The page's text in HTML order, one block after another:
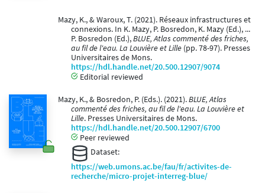
Mazy, K., & Waroux, T. (2021). Réseaux infrastructures et
connexions. In K. Mazy, P. Bosredon, K. Mazy (Ed.), ...
P. Bosredon (Ed.),BLUE, Atlas commenté des friches,
au fil de l'eau. La Louvière et Lille (pp. 78-97). Presses
Universitaires de Mons.
https://hdl.handle.net/20.500.12907/9074
Editorial reviewed
Mazy, K., & Bosredon, P. (Eds.). (2021).BLUE, Atlas
commenté des friches, au fil de l'eau. La Louvière et
Lille. Presses Universitaires de Mons.
https://hdl.handle.net/20.500.12907/6700
Peer reviewed
Dataset:
https://web.umons.ac.be/fau/fr/activites-de-
recherche/micro-projet-interreg-blue/